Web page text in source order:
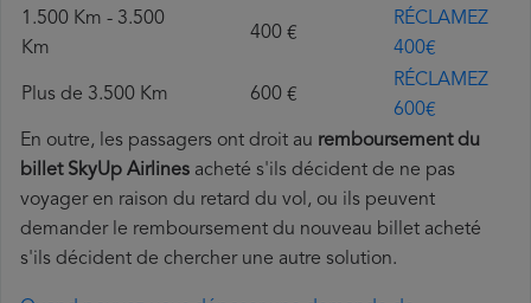
1.500 Km - 3.500
Km
400 €
RÉCLAMEZ
400€
Plus de 3.500 Km 600 €
RÉCLAMEZ
600€
En outre, les passagers ont droit au remboursement du
billet SkyUp Airlines acheté s'ils décident de ne pas
voyager en raison du retard du vol, ou ils peuvent
demander le remboursement du nouveau billet acheté
s'ils décident de chercher une autre solution.